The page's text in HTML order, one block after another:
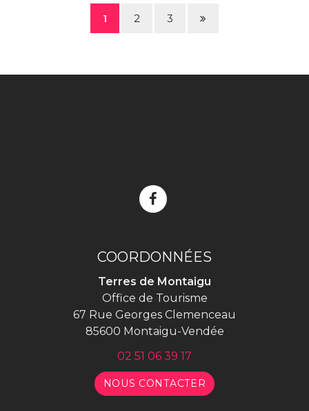
1 2 3
Page
Lien
compte
Facebook
COORDONNÉES
Terres de Montaigu
Office de Tourisme
67 Rue Georges Clemenceau
85600 Montaigu-Vendée
02 51 06 39 17
NOUS CONTACTER